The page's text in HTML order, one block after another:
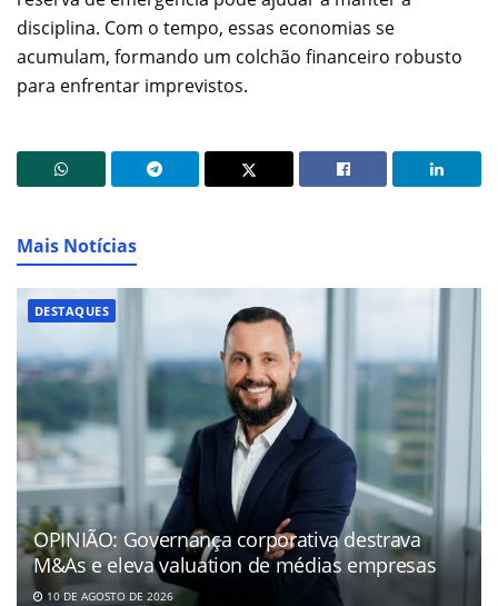
disciplina. Com o tempo, essas economias se
acumulam, formando um colchão financeiro robusto
para enfrentar imprevistos.
Mais Notícias
DESTAQUES
OPINIÃO: Governança corporativa destrava
M&As e eleva valuation de médias empresas
10 DE AGOSTO DE 2026